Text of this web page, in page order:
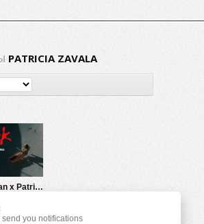
PATRICIA ZAVALA
Alexandra Stan x Patricia Zavala — Lipstick
you notifications